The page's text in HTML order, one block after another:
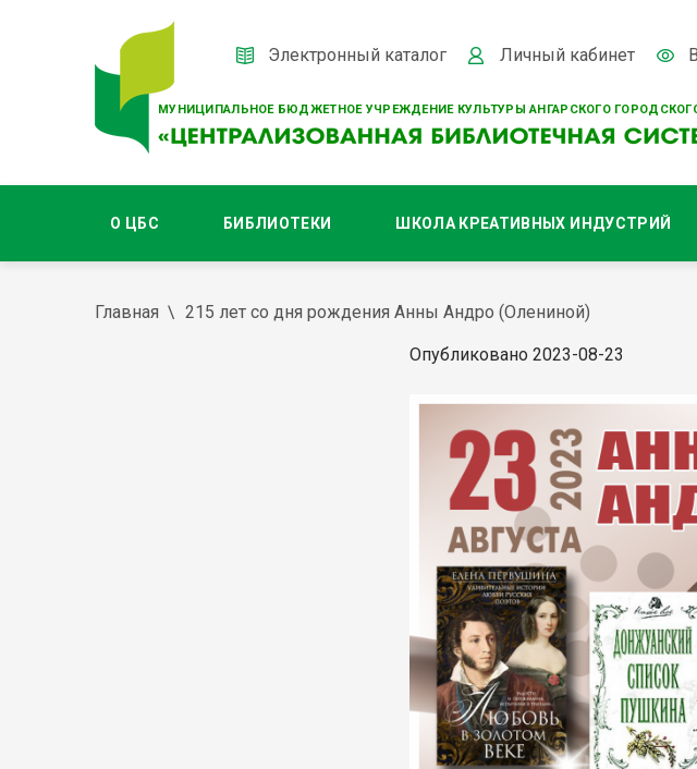
МУНИЦИПАЛЬНОЕ БЮДЖЕТНОЕ УЧРЕЖДЕНИЕ КУЛЬТУРЫ АНГАРСКОГО
Электронный каталог Личный кабинет
О ЦБС БИБЛИОТЕКИ ШКОЛА КРЕАТИВНЫХ ИНДУСТРИЙ
Главная 215 лет со дня рождения Анны Андро (Олениной)
Опубликовано 2023-08-23